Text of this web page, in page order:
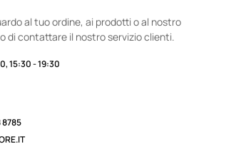
al tuo ordine, ai prodotti o al nostro
di contattare il nostro servizio clienti.
15:30 - 19:30
8785